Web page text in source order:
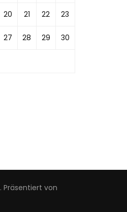
20 21 22 23
27 28 29 30
. Präsentiert von